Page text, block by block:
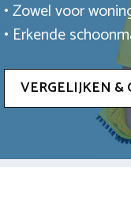
• Zowel voor
• Erkende
VERGELIJKEN &